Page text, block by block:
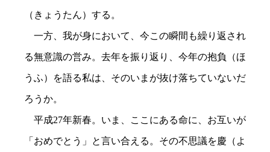
（きょうたん）する。
一方、我が身において、今この瞬間も繰り返され
る無意識の営み。去年を振り返り、今年の抱負（ほ
うふ）を語る私は、そのいまが抜け落ちていないだ
ろうか。
平成27年新春。いま、ここにある命に、お互いが
「おめでとう」と言い合える。その不思議を慶（よ